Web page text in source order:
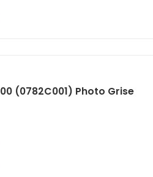
(0782C001) Photo Grise